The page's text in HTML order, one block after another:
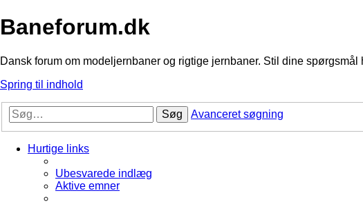
Baneforum.dk
Dansk forum om modeljernbaner og rigtige jernbaner. Stil dine spørgsmål
Spring til indhold
Søg Avanceret søgning
Hurtige links
Ubesvarede indlæg
Aktive emner